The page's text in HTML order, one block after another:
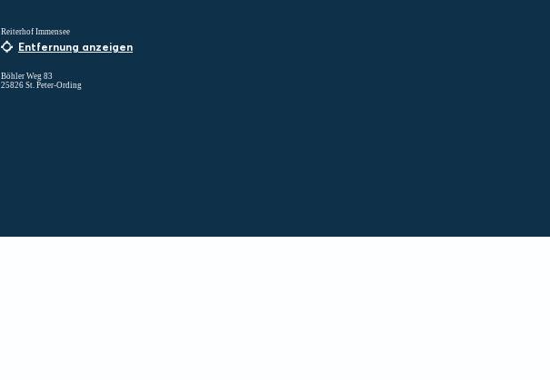
Reiterhof Immensee
Entfernung anzeigen
Böhler Weg 83
25826 St. Peter-Ording